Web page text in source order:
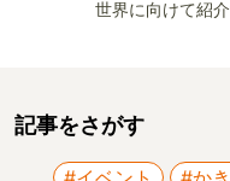
世界に向けて紹
記事をさがす